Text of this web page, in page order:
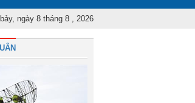
nghiệp vụ công tác kiểm tra, giám sát năm 2025
ngày 8 tháng 8 , 2026